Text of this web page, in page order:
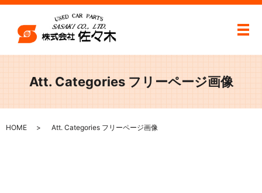
メ
Att. Categories フリーページ画像
HOME Att. Categories フリーページ画像